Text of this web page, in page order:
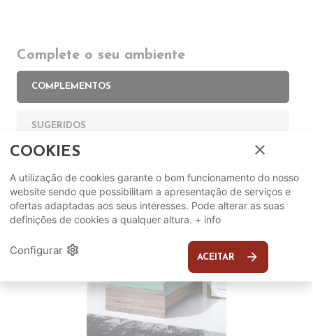
Complete o seu ambiente
COMPLEMENTOS
SUGERIDOS
COOKIES close
A utilização de cookies garante o bom funcionamento do nosso
website sendo que possibilitam a apresentação de serviços e
ofertas adaptadas aos seus interesses. Pode alterar as suas
definições de cookies a qualquer altura. + info
Configurar settings ACEITAR arrow_forward